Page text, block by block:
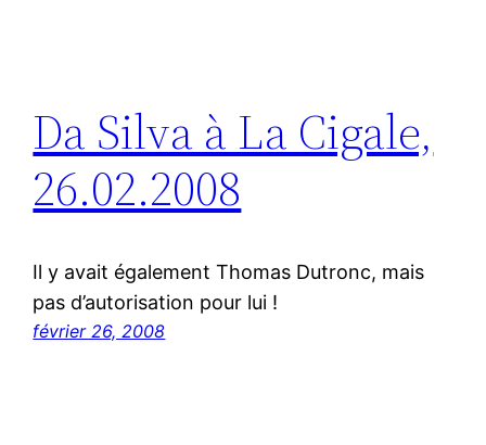
Da Silva à La Cigale,
26.02.2008
Il y avait également Thomas Dutronc, mais
pas d’autorisation pour lui !
février 26, 2008